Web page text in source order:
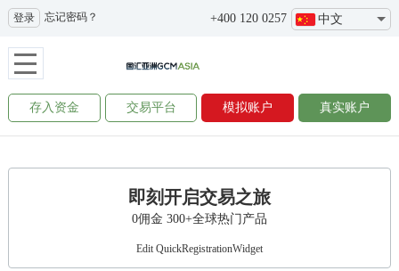
+400 120 0257 中文
登录 忘记密码？
存入资金 交易平台 模拟账户 真实账户
即刻开启交易之旅
0佣金 300+全球热门产品
Edit QuickRegistrationWidget